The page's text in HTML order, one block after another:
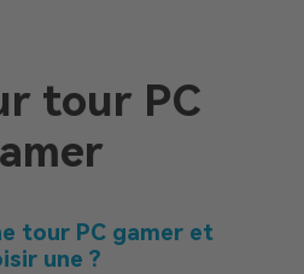
tour PC
tour PC gamer et
une ?